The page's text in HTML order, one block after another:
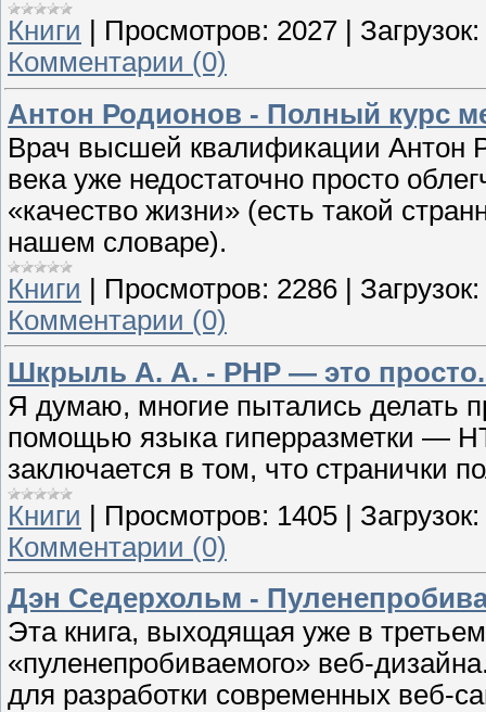
Книги
Просмотров: 2027
Загрузок:
Комментарии (0)
Антон Родионов - Полный курс
Врач высшей квалификации Антон
века уже недостаточно просто
«качество жизни» (есть такой
нашем словаре).
Книги
Просмотров: 2286
Загрузок:
Комментарии (0)
Шкрыль А. А. - PHP — это
Я думаю, многие пытались делать
помощью языка гиперразметки —
заключается в том, что странички
Книги | Просмотров: 1405 | Загрузок:
Комментарии (0)
Дэн Седерхольм -
Эта книга, выходящая уже в
«пуленепробиваемого» веб-
для разработки современных веб-